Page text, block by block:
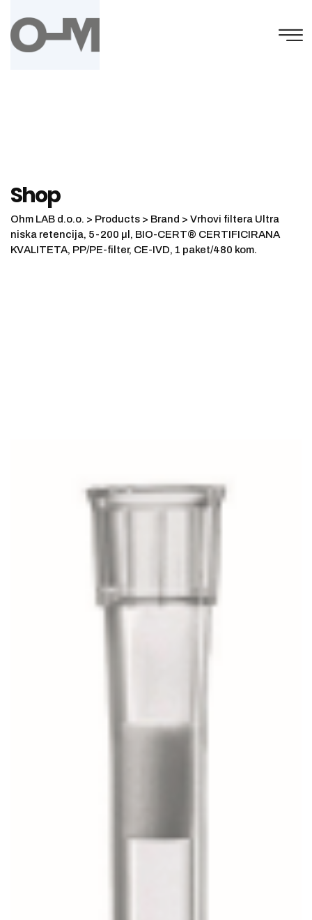
content
Shop
Ohm LAB d.o.o. > Products > Brand > Vrhovi filtera Ultra
niska retencija, 5-200 µl, BIO-CERT® CERTIFICIRANA
KVALITETA, PP/PE-filter, CE-IVD, 1 paket/480 kom.